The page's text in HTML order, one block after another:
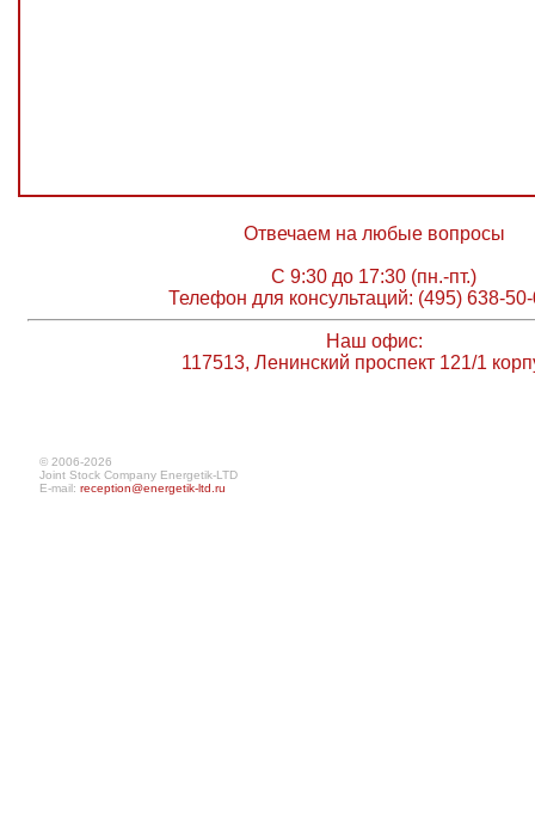
Отвечаем на любые вопросы
С 9:30 до 17:30 (пн.-пт.)
Телефон для консультаций: (495) 638-
Наш офис:
117513, Ленинский проспект 121/1
© 2006-2026
Joint Stock Company Energetik-LTD
E-mail: reception@energetik-ltd.ru